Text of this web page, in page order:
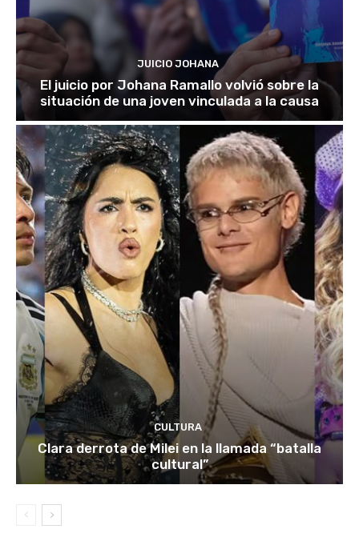
JUICIO JOHANA
El juicio por Johana Ramallo volvió sobre la
situación de una joven vinculada a la causa
CULTURA
Clara derrota de Milei en la llamada “batalla
cultural”